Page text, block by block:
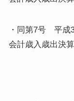
・同第7号 平成
会計歳入歳出決